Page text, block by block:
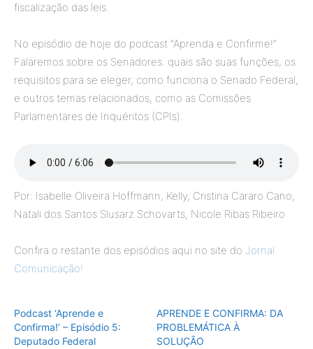
fiscalização das leis.
No episódio de hoje do podcast “Aprenda e Confirme!”
Falaremos sobre os Senadores: quais são suas funções, os
requisitos para se eleger, como funciona o Senado Federal,
e outros temas relacionados, como as Comissões
Parlamentares de Inquéritos (CPIs).
Por: Isabelle Oliveira Hoffmann, Kelly, Cristina Cararo Cano,
Natali dos Santos Slusarz Schovarts, Nicole Ribas Ribeiro
Confira o restante dos episódios aqui no site do Jornal
Comunicação!
Podcast ‘Aprende e
Confirma!’ – Episódio 5:
Deputado Federal
APRENDE E CONFIRMA: DA
PROBLEMÁTICA À
SOLUÇÃO